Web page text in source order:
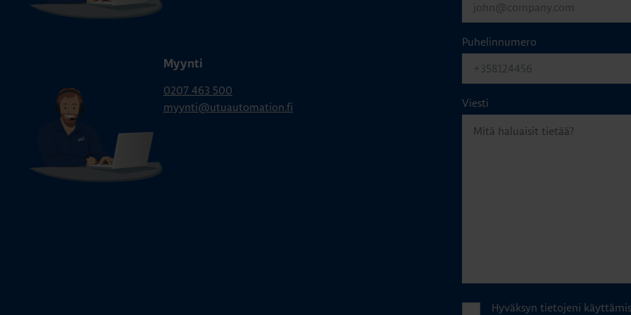
Myynti
0207 463 500
myynti@utuautomation.fi
Puhelinnumero
Viesti
Hyväksyn tietojeni